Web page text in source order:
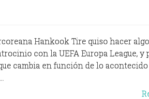
Hankook Tire quiso hacer
con la UEFA Europa League, y
cambia en función de lo acontecido